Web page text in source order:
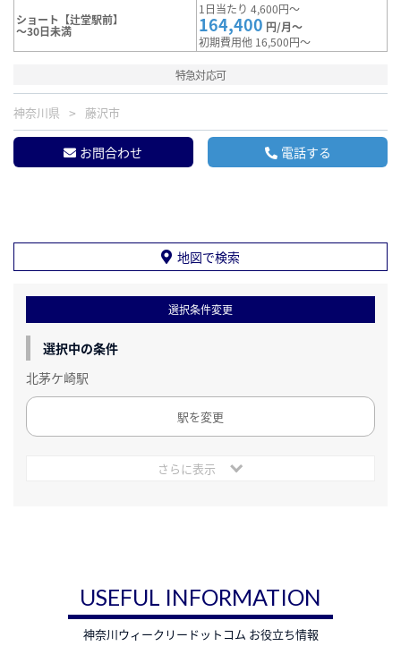
ショート【辻堂駅前】
～30日未満
1日当たり 4,600円～
164,400 円/月～
初期費用他 16,500円～
特急対応可
神奈川県 藤沢市
お問合わせ 電話する
地図で検索
選択条件変更
選択中の条件
北茅ケ崎駅
駅を変更
さらに表示
USEFUL INFORMATION
神奈川ウィークリードットコム お役立ち情報